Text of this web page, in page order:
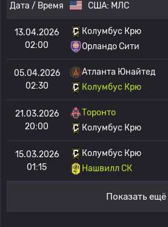
Дата / Время США: МЛС
13.04.2026
02:00
Колумбус Крю
Орландо Сити
05.04.2026
02:30
Атланта Юнайтед
Колумбус Крю
21.03.2026
20:00
Торонто
Колумбус Крю
15.03.2026
01:15
Колумбус Крю
Нашвилл СК
Показать ещё